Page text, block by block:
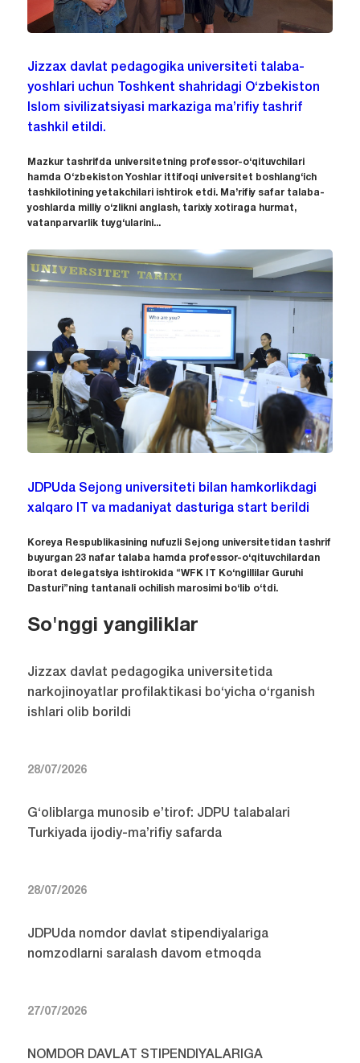
Jizzax davlat pedagogika universiteti talaba-
yoshlari uchun Toshkent shahridagi O‘zbekiston
Islom sivilizatsiyasi markaziga ma’rifiy tashrif
tashkil etildi.
Mazkur tashrifda universitetning professor-o‘qituvchilari
hamda O‘zbekiston Yoshlar ittifoqi universitet boshlang‘ich
tashkilotining yetakchilari ishtirok etdi. Ma’rifiy safar talaba-
yoshlarda milliy o‘zlikni anglash, tarixiy xotiraga hurmat,
vatanparvarlik tuyg‘ularini...
JDPUda Sejong universiteti bilan hamkorlikdagi
xalqaro IT va madaniyat dasturiga start berildi
Koreya Respublikasining nufuzli Sejong universitetidan tashrif
buyurgan 23 nafar talaba hamda professor-o‘qituvchilardan
iborat delegatsiya ishtirokida “WFK IT Ko‘ngillilar Guruhi
Dasturi”ning tantanali ochilish marosimi bo‘lib o‘tdi.
So'nggi yangiliklar
Jizzax davlat pedagogika universitetida
narkojinoyatlar profilaktikasi bo‘yicha o‘rganish
ishlari olib borildi
28/07/2026
G‘oliblarga munosib e’tirof: JDPU talabalari
Turkiyada ijodiy-ma’rifiy safarda
28/07/2026
JDPUda nomdor davlat stipendiyalariga
nomzodlarni saralash davom etmoqda
27/07/2026
NOMDOR DAVLAT STIPENDIYALARIGA